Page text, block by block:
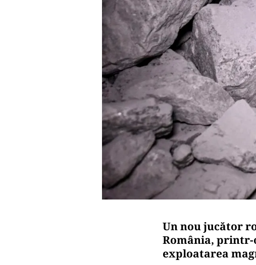
Un nou jucător
România, printr-
exploatarea